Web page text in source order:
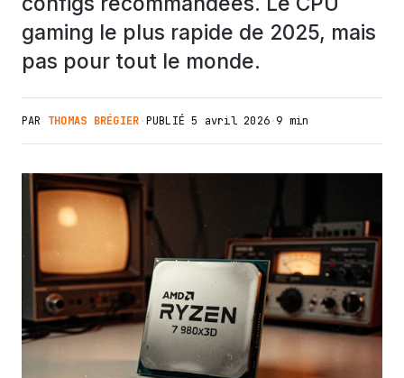
gaming le plus rapide de 2025, mais
pas pour tout le monde.
PAR THOMAS BRÉGIER·PUBLIÉ5 avril 2026·9 min